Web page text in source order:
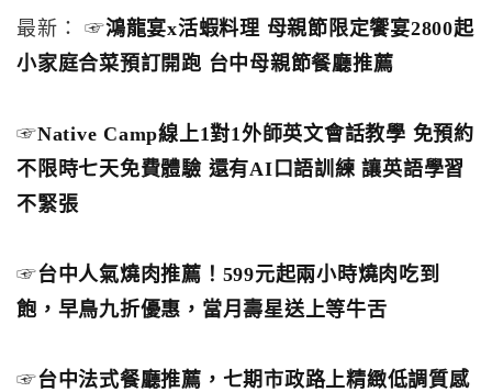
最新： ☞鴻龍宴x活蝦料理 母親節限定饗宴2800起
小家庭合菜預訂開跑 台中母親節餐廳推薦
☞Native Camp線上1對1外師英文會話教學 免預約
不限時七天免費體驗 還有AI口語訓練 讓英語學習
不緊張
☞台中人氣燒肉推薦！599元起兩小時燒肉吃到
飽，早鳥九折優惠，當月壽星送上等牛舌
☞台中法式餐廳推薦，七期市政路上精緻低調質感